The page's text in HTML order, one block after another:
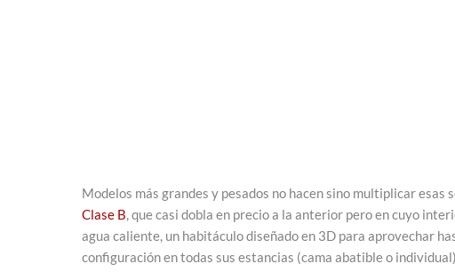
Modelos más grandes y pesados no hacen sino multiplicar esas
Clase B, que casi dobla en precio a la anterior pero en cuyo
agua caliente, un habitáculo diseñado en 3D para aprovechar
configuración en todas sus estancias (cama abatible o